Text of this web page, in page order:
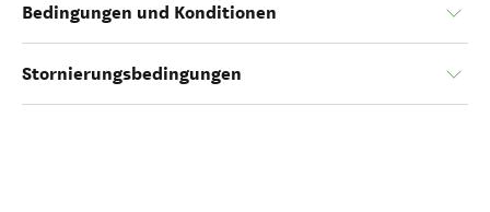
Bedingungen und Konditionen
Stornierungsbedingungen